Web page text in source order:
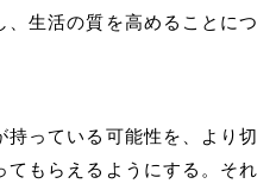
、生活の質を高めることにつ
持っている可能性を、より切
もらえるようにする。それ